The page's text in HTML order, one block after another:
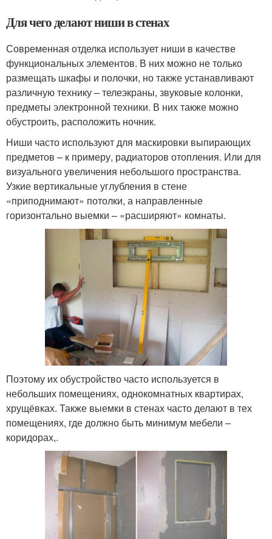
Для чего делают ниши в стенах
Современная отделка использует ниши в качестве
функциональных элементов. В них можно не только
размещать шкафы и полочки, но также устанавливают
различную технику – телеэкраны, звуковые колонки,
предметы электронной техники. В них также можно
обустроить, расположить ночник.
Ниши часто используют для маскировки выпирающих
предметов – к примеру, радиаторов отопления. Или для
визуального увеличения небольшого пространства.
Узкие вертикальные углубления в стене
«приподнимают» потолки, а направленные
горизонтально выемки – «расширяют» комнаты.
Поэтому их обустройство часто используется в
небольших помещениях, однокомнатных квартирах,
хрущёвках. Также выемки в стенах часто делают в тех
помещениях, где должно быть минимум мебели –
коридорах,.